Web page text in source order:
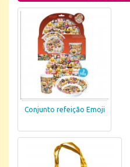
Conjunto refeição Emoji